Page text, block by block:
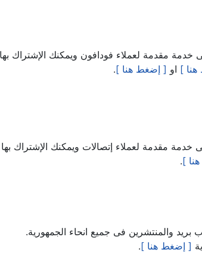
مقدمة لعملاء فودافون ويمكنك الإشتراك
] او [ إضغط هنا ].
مقدمة لعملاء إتصالات ويمكنك الإشتراك
]
.
والمنتشرين فى جميع انحاء الجمهورية.
[ إضغط هنا ].